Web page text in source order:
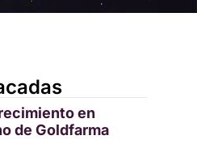
en
de Goldfarma